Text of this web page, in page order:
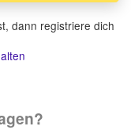
dann registriere dich